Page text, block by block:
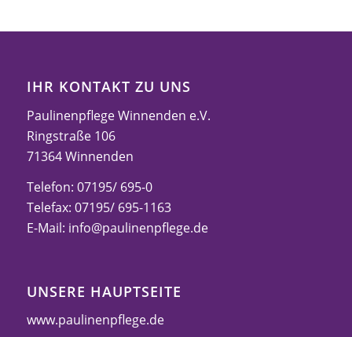
IHR KONTAKT ZU UNS
Paulinenpflege Winnenden e.V.
Ringstraße 106
71364 Winnenden
Telefon: 07195/ 695-0
Telefax: 07195/ 695-1163
E-Mail: info@paulinenpflege.de
UNSERE HAUPTSEITE
www.paulinenpflege.de